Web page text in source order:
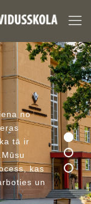
iena no
eras
ka tā ir
Mūsu
cess, kas
rboties un